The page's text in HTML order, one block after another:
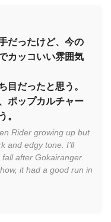
だったけど、今の
カッコいい雰囲気
目だったと思う。
ポップカルチャー
。
Rider growing up but
and edgy tone. I’ll
after Gokairanger.
it had a good run in